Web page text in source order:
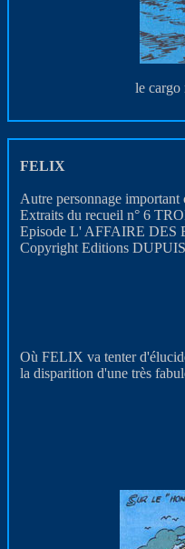
le cargo
FELIX
Autre personnage
Extraits du recueil n° 6
Episode L' AFFAIRE DES
Copyright Editions
Où FELIX va tenter
la disparition d'une très